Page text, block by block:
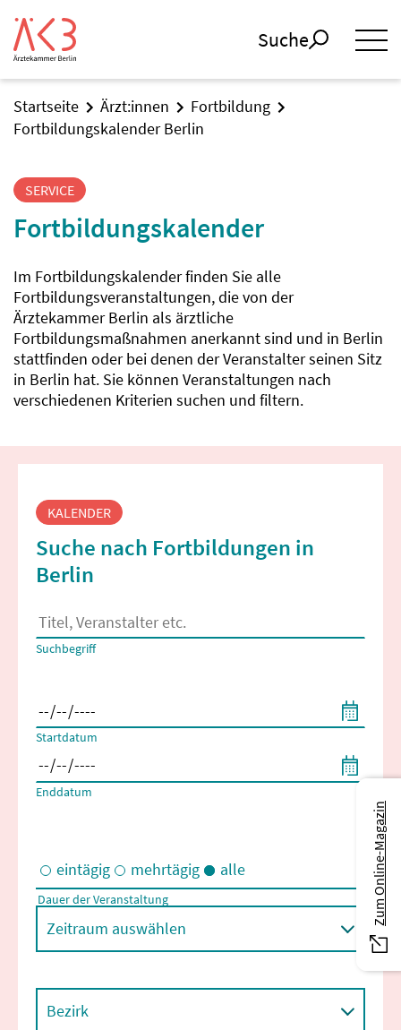
Suche
Startseite Ärzt:innen
Fortbildung
Fortbildungskalender Berlin
SERVICE
Fortbildungskalender
Im Fortbildungskalender finden Sie alle
Fortbildungsveranstaltungen, die von der
Ärztekammer Berlin als ärztliche
Fortbildungsmaßnahmen anerkannt sind und in Berlin
stattfinden oder bei denen der Veranstalter seinen Sitz
in Berlin hat. Sie können Veranstaltungen nach
verschiedenen Kriterien suchen und filtern.
Fortbildungssuche
KALENDER
Suche nach Fortbildungen in
Berlin
Es erscheinen Suchvorschläge, wenn mindestens 2 Zeichen
Suchbegriff
Startdatum
Enddatum
Eintägige und/oder mehrtägige Veranstaltungen
eintägig mehrtägig alle
Dauer der Veranstaltung
Zeitraum auswählen
Bezirk
Zum Online-Magazin